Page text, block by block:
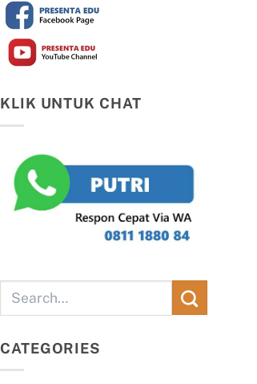
KLIK UNTUK CHAT
CATEGORIES